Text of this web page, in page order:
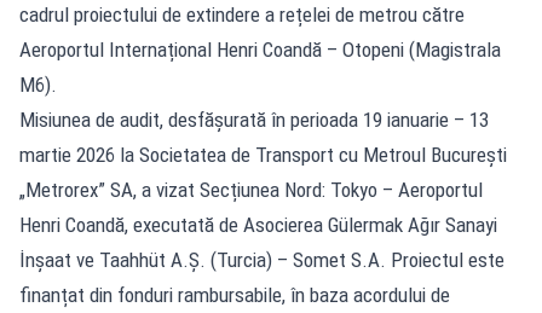
cadrul proiectului de extindere a rețelei de metrou către
Aeroportul Internațional Henri Coandă – Otopeni (Magistrala
M6).
Misiunea de audit, desfășurată în perioada 19 ianuarie – 13
martie 2026 la Societatea de Transport cu Metroul București
„Metrorex” SA, a vizat Secțiunea Nord: Tokyo – Aeroportul
Henri Coandă, executată de Asocierea Gülermak Ağır Sanayi
İnşaat ve Taahhüt A.Ş. (Turcia) – Somet S.A. Proiectul este
finanțat din fonduri rambursabile, în baza acordului de